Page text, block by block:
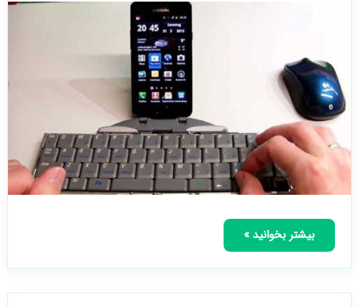
بیشتر بخوانید »